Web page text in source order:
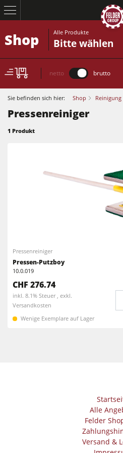
Kreissägen und
Kreissäge-Fräsmaschinen
Breitbandschleifmaschinen
Langband- &
Bürst- und
Bandsägen
Reinluftabsauggeräte &
Vorschubapparate
Kreissägen und
Kantenanleimmaschinen
Bandsägen
Bohrmaschinen
Absauggeräte & Entstauber
Vorschubapparate
Shop Alle Produkte
Bitte wählen
netto brutto
Sie befinden sich hier: Shop
Pressenreiniger
1 Produkt
Pressenreiniger
Pressen-Putzboy
10.0.019
CHF 276.74
inkl. 8.1% Steuer , exkl.
Versandkosten
Wenige Exemplare auf Lager
Alle
Felder
Versand &